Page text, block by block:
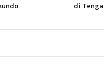
di